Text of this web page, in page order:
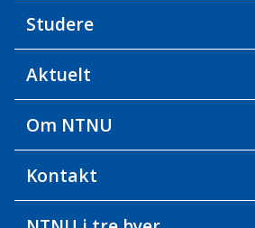
Studere
Aktuelt
Om NTNU
Kontakt